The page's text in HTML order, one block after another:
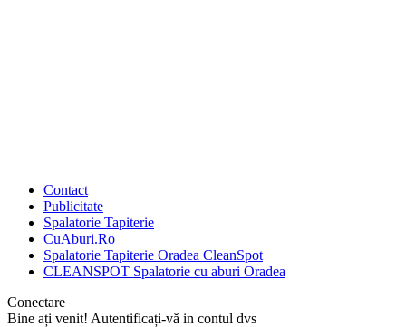
Contact
Publicitate
Spalatorie Tapiterie
CuAburi.Ro
Spalatorie Tapiterie Oradea CleanSpot
CLEANSPOT Spalatorie cu aburi Oradea
Conectare
Bine ați venit! Autentificați-vă in contul dvs